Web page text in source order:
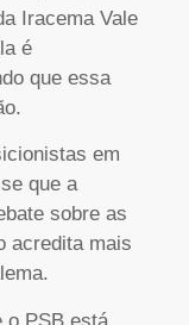
Iracema Vale
é
que essa
em
que a
sobre as
acredita mais